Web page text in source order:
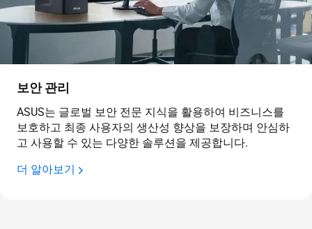
보안 관리
ASUS는 글로벌 보안 전문 지식을 활용하여 비즈니스를
보호하고 최종 사용자의 생산성 향상을 보장하며 안심하
고 사용할 수 있는 다양한 솔루션을 제공합니다.
더 알아보기